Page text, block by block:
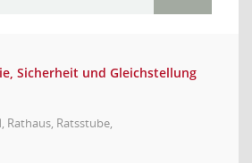
Sicherheit und Gleichstellung
Rathaus, Ratsstube,